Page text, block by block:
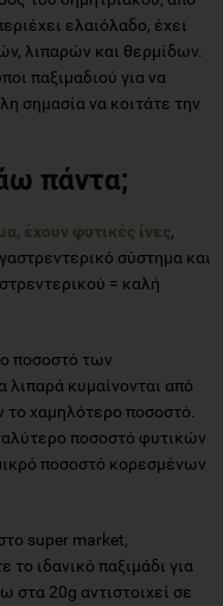
ελαιόλαδο, έχει
λιπαρών και θερμίδων.
παξιμαδιού για να
σημασία να κοιτάτε την
πάντα;
έχουν φυτικές ίνες,
σύστημα και
= καλή
ποσοστό των
κυμαίνονται από
το χαμηλότερο ποσοστό.
ποσοστό φυτικών
ποσοστό κορεσμένων
super market,
ιδανικό παξιμάδι για
στα 20g αντιστοιχεί σε